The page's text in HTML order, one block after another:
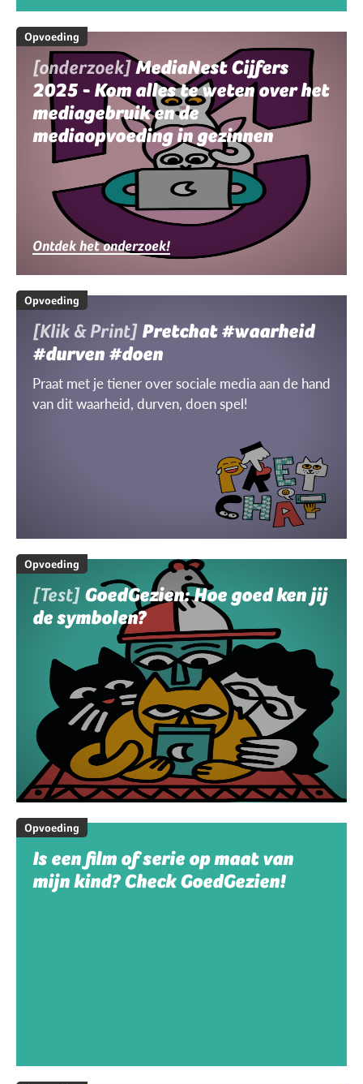
Opvoeding
[onderzoek]MediaNest Cijfers
2025 - Kom alles te weten over het
mediagebruik en de
mediaopvoeding in gezinnen
Ontdek het onderzoek!
Opvoeding
[Klik & Print] Pretchat #waarheid
#durven #doen
Praat met je tiener over sociale media aan de hand
van dit waarheid, durven, doen spel!
Opvoeding
[Test] GoedGezien: Hoe goed ken jij
de symbolen?
Opvoeding
Is een film of serie op maat van
mijn kind? Check GoedGezien!